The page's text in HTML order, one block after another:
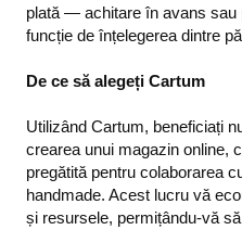
plată — achitare în avans sau
funcție de înțelegerea dintre
De ce să alegeți Cartum
Utilizând Cartum, beneficiați
crearea unui magazin online,
pregătită pentru colaborarea
handmade. Acest lucru vă
și resursele, permițându-vă